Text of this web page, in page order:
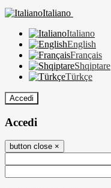
Italiano
Italiano
English
Français
Shqiptare
Türkçe
Accedi
Accedi
button close ×